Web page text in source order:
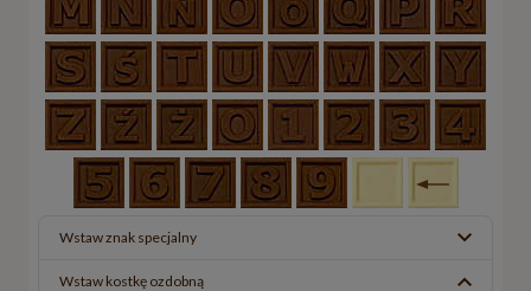
Wstaw znak specjalny
Wstaw kostkę ozdobną